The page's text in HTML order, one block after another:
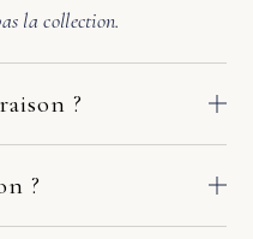
la collection.
?
et de votre adresse :
?